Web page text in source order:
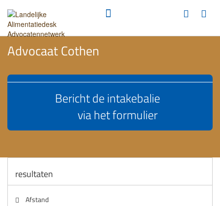
Advocaat Cothen
Bericht de intakebalie
via het formulier
resultaten
Afstand